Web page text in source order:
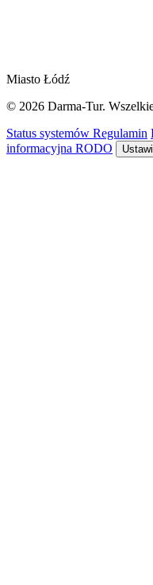
Miasto Łódź
© 2026 Darma-Tur.
Status systemów Regulamin
informacyjna RODO